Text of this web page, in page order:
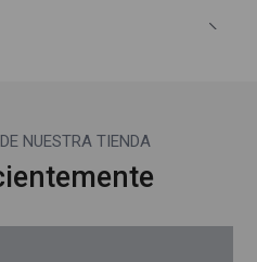
NUESTRA TIENDA